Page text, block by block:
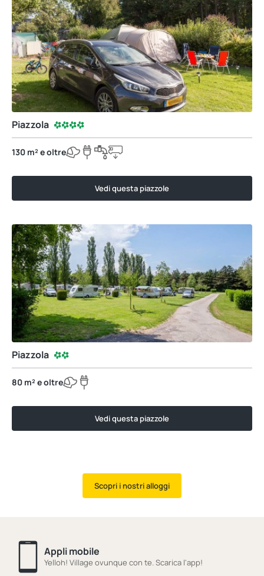
Piazzola
130 m² e oltre
Vedi questa piazzole
Piazzola
80 m² e oltre
Vedi questa piazzole
Scopri i nostri alloggi
Appli mobile
Yelloh! Village ovunque con te. Scarica l'app!